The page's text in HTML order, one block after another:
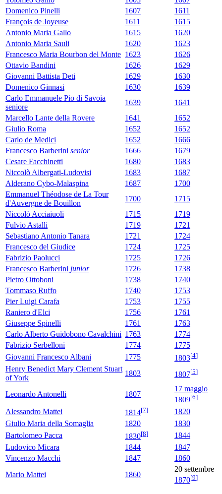
Domenico Pinelli
1607
1611
François de Joyeuse
1611
1615
Antonio Maria Gallo
1615
1620
Antonio Maria Sauli
1620
1623
Francesco Maria Bourbon del Monte 1623
1626
Ottavio Bandini
1626
1629
Giovanni Battista Deti
1629
1630
Domenico Ginnasi
1630
1639
Carlo Emmanuele Pio di Savoia
seniore
1639
1641
Marcello Lante della Rovere
1641
1652
Giulio Roma
1652
1652
Carlo de Medici
1652
1666
Francesco Barberini senior 1666
1679
Cesare Facchinetti
1680
1683
Niccolò Albergati-Ludovisi
1683
1687
Alderano Cybo-Malaspina
1687
1700
Emmanuel Théodose de La Tour
d'Auvergne de Bouillon
1700
1715
Niccolò Acciaiuoli
1715
1719
Fulvio Astalli
1719
1721
Sebastiano Antonio Tanara
1721
1724
Francesco del Giudice
1724
1725
Fabrizio Paolucci
1725
1726
Francesco Barberini junior 1726
1738
Pietro Ottoboni
1738
1740
Tommaso Ruffo
1740
1753
Pier Luigi Carafa
1753
1755
Raniero d'Elci
1756
1761
Giuseppe Spinelli
1761
1763
Carlo Alberto Guidobono Cavalchini 1763
1774
Fabrizio Serbelloni
1774
1775
Giovanni Francesco Albani
1775 1803[4]
Henry Benedict Mary Clement Stuart
of York
1803 1807[5]
Leonardo Antonelli 1807
17 maggio
1809[6]
Alessandro Mattei 1814[7]
1820
Giulio Maria della Somaglia
1820
1830
Bartolomeo Pacca
1830[8]
1844
Ludovico Micara
1844
1847
Vincenzo Macchi
1847
1860
Mario Mattei
1860
20 settembre
1870[9]